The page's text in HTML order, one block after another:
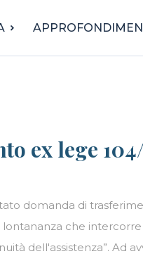
ex lege
domanda di
che intercorre
dell'assistenza”. Ad